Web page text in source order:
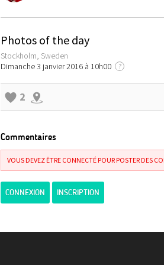
Photos of the day
Stockholm, Sweden
Dimanche 3 janvier 2016 à 10h00
?
2
Commentaires
VOUS DEVEZ ÊTRE CONNECTÉ POUR POSTER DES
CONNEXION INSCRIPTION